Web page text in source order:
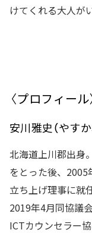
けてくれる大人が
〈プロフィール
安川雅史（やす
北海道上川郡出身
をとった後、
立ち上げ理事に就
2019年4月同協議
ICTカウンセラー